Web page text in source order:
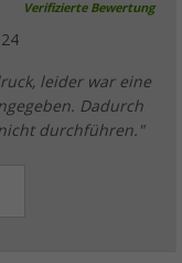
Verifizierte Bewertung
leider war eine
Dadurch
durchführen."